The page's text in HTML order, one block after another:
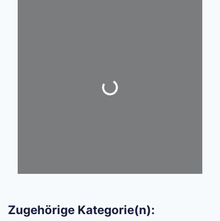
Wird geladen …
Zugehörige Kategorie(n):